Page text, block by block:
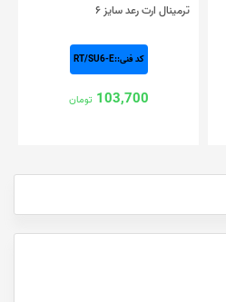
ترمینال ارت رعد سایز ۶
کد فنی::RT/SU6-E
103,700 تومان